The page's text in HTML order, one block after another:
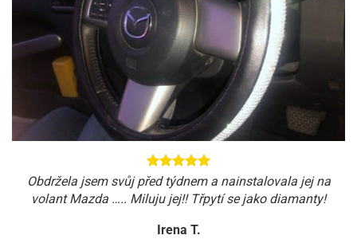
Obdržela jsem svůj před týdnem a nainstalovala jej na
volant Mazda ….. Miluju jej!! Třpytí se jako diamanty!
Irena T.